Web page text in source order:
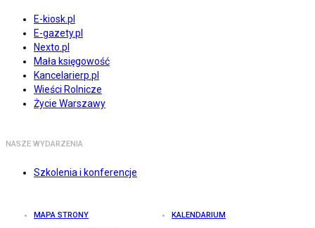
E-kiosk.pl
E-gazety.pl
Nexto.pl
Mała księgowość
Kancelarierp.pl
Wieści Rolnicze
Życie Warszawy
NASZE WYDARZENIA
Szkolenia i konferencje
MAPA STRONY KALENDARIUM